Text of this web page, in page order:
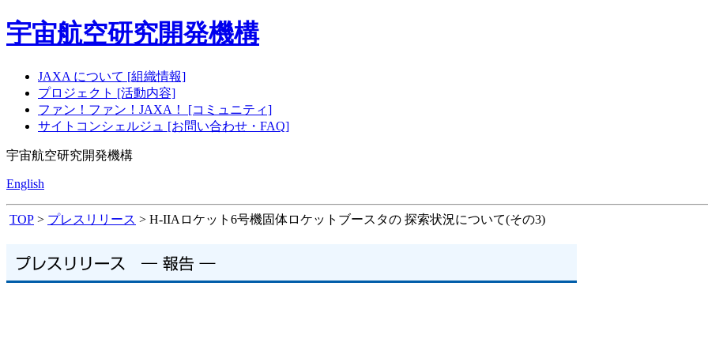
宇宙航空研究開発機構
JAXA について [組織情報]
プロジェクト [活動内容]
ファン！ファン！JAXA！ [コミュニティ]
サイトコンシェルジュ [お問い合わせ・FAQ]
宇宙航空研究開発機構
English
TOP > プレスリリース > H-IIAロケット6号機固体ロケットブースタの 探索状況について(その3)